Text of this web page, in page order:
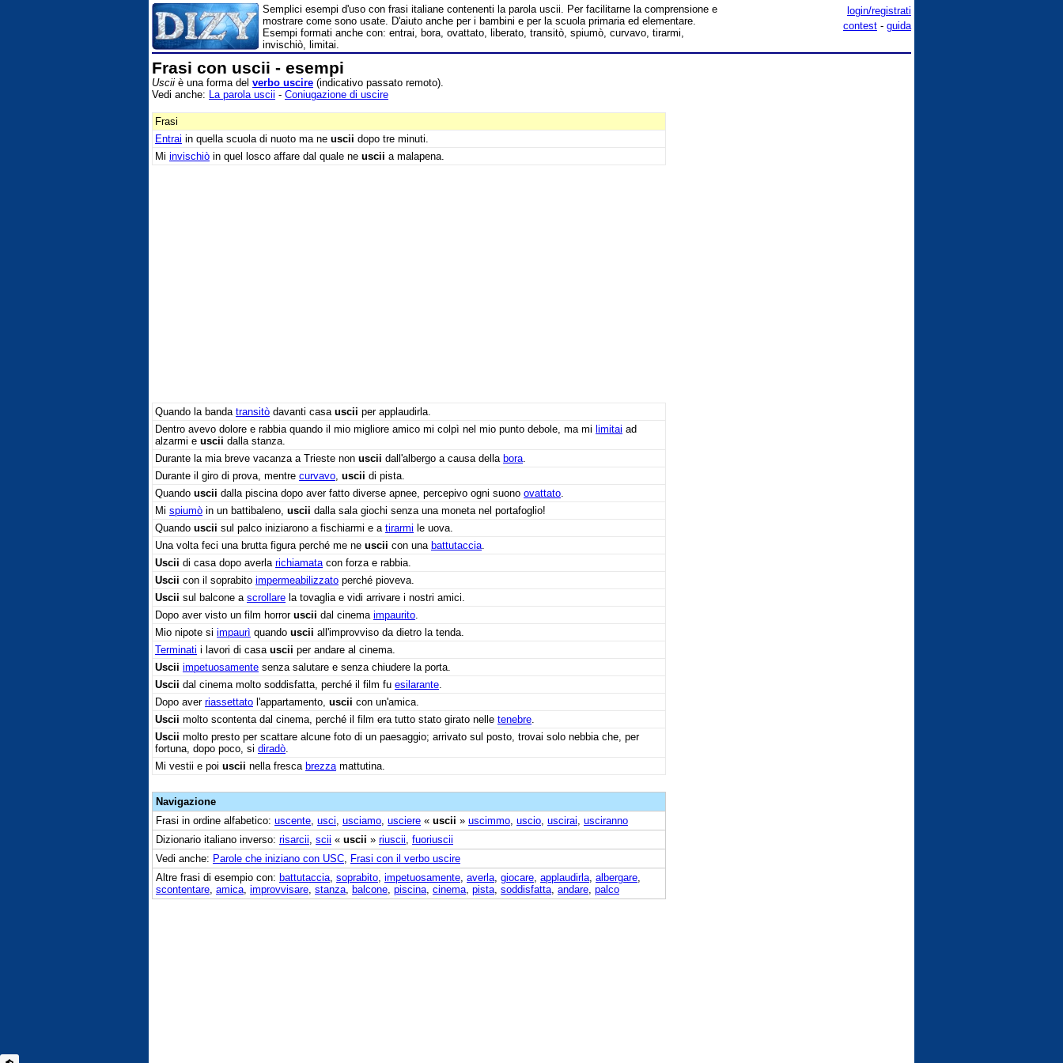
login/registrati
contest - guida
Semplici esempi d'uso con frasi italiane contenenti la parola uscii. Per facilitarne la comprensione e
mostrare come sono usate. D'aiuto anche per i bambini e per la scuola primaria ed elementare.
Esempi formati anche con: entrai, bora, ovattato, liberato, transitò, spiumò, curvavo, tirarmi,
invischiò, limitai.
Frasi con uscii - esempi
Uscii è una forma del verbo uscire (indicativo passato remoto).
Vedi anche: La parola uscii - Coniugazione di uscire
Frasi
Entrai in quella scuola di nuoto ma ne uscii dopo tre minuti.
Mi invischiò in quel losco affare dal quale ne uscii a malapena.
Quando la banda transitò davanti casa uscii per applaudirla.
Dentro avevo dolore e rabbia quando il mio migliore amico mi colpì nel mio punto debole, ma mi limitai ad
alzarmi e uscii dalla stanza.
Durante la mia breve vacanza a Trieste non uscii dall'albergo a causa della bora
Durante il giro di prova, mentre curvavo uscii di pista.
Quando uscii dalla piscina dopo aver fatto diverse apnee, percepivo ogni suono ovattato
Mi spiumò in un battibaleno, uscii dalla sala giochi senza una moneta nel portafoglio!
Quando uscii sul palco iniziarono a fischiarmi e a tirarmi le uova.
Una volta feci una brutta figura perché me ne uscii con una battutaccia
Uscii di casa dopo averla richiamata con forza e rabbia.
Uscii con il soprabito impermeabilizzato perché pioveva.
Uscii sul balcone a scrollare la tovaglia e vidi arrivare i nostri amici.
Dopo aver visto un film horror uscii dal cinema impaurito
Mio nipote si impaurì quando uscii all'improvviso da dietro la tenda.
Terminati i lavori di casa uscii per andare al cinema.
Uscii impetuosamente senza salutare e senza chiudere la porta.
Uscii dal cinema molto soddisfatta, perché il film fu esilarante
Dopo aver riassettato l'appartamento, uscii con un'amica.
Uscii molto scontenta dal cinema, perché il film era tutto stato girato nelle tenebre
Uscii molto presto per scattare alcune foto di un paesaggio; arrivato sul posto, trovai solo nebbia che, per
fortuna, dopo poco, si diradò
Mi vestii e poi uscii nella fresca brezza mattutina.
Navigazione
Frasi in ordine alfabetico: uscente usci usciamo usciere « uscii » uscimmo uscio uscirai usciranno
Dizionario italiano inverso: risarcii scii « uscii » riuscii fuoriuscii
Vedi anche: Parole che iniziano con USC Frasi con il verbo uscire
Altre frasi di esempio con: battutaccia soprabito impetuosamente averla giocare applaudirla albergare
scontentare amica improvvisare stanza balcone piscina cinema pista soddisfatta andare palco